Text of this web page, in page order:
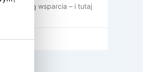
potrzebują wsparcia – i tutaj